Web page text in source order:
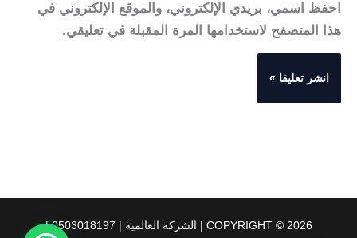
احفظ اسمي، بريدي الإلكتروني، والموقع الإلكتروني في
هذا المتصفح لاستخدامها المرة المقبلة في تعليقي.
COPYRIGHT © 2026 | الشركة العالمية | 0503018197 |